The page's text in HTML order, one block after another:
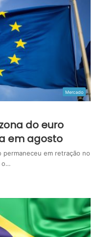
Mercado
do euro
em agosto
permaneceu em retração no
o…